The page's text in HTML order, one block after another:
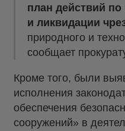
план действий
и ликвидации
природного и
сообщает
Кроме того, были
исполнения
обеспечения
сооружений» в